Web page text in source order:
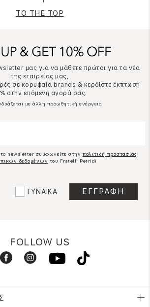
TO THE TOP
μας για να μάθετε πρώτοι για τα νέα
της εταιρείας μας,
σε κορυφαία brands & κερδίστε έκπτωση
στην επόμενη αγορά σας.
με άλλη προωθητική ενέργεια
newsletter συμφωνείτε στην πολιτική προστασίας
δεδομένων του Fratelli Petridi
ΓΥΝΑΙΚΑ
FOLLOW US